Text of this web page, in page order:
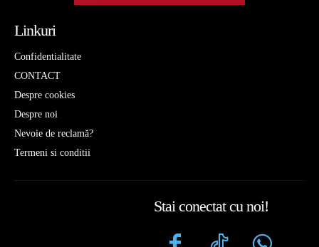
Linkuri
Confidentialitate
CONTACT
Despre cookies
Despre noi
Nevoie de reclamă?
Termeni si conditii
Stai conectat cu noi!